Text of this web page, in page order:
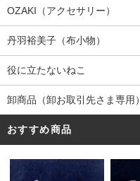
OZAKI（アクセサリー）
丹羽裕美子（布小物）
役に立たないねこ
卸商品（卸お取引先さま専用）
おすすめ商品